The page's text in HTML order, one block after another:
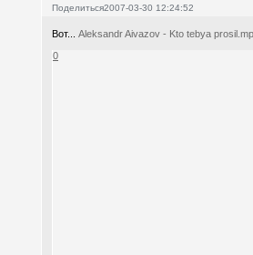
Поделиться2007-03-30 12:24:52
Вот...Aleksandr Aivazov - Kto tebya
0